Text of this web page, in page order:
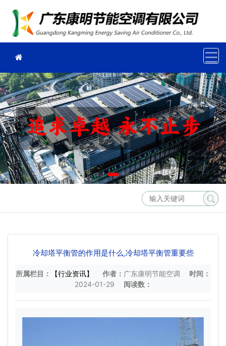
冷却塔平衡管的作用是什么,冷却塔平衡管重要些
所属栏目： 【行业资讯】 作者： 广东康明节能空调
时间：
2024-01-29
阅读数：